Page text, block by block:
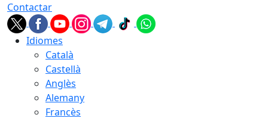
Contactar
Idiomes
Català
Castellà
Anglès
Alemany
Francès